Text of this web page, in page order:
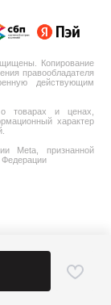
Копирование
правообладателя
действующим
товарах и ценах,
характер
Meta, признанной
Федерации